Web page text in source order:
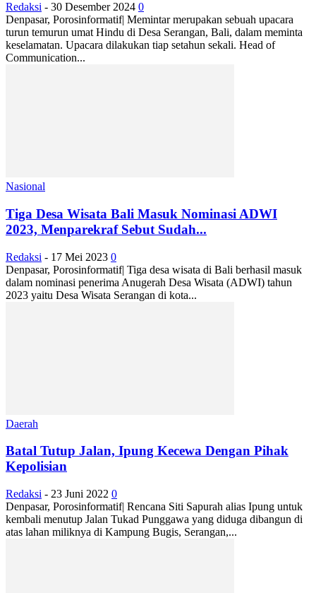
Redaksi - 30 Desember 2024 0
Denpasar, Porosinformatif| Memintar merupakan sebuah upacara
turun temurun umat Hindu di Desa Serangan, Bali, dalam meminta
keselamatan. Upacara dilakukan tiap setahun sekali. Head of
Communication...
Nasional
Tiga Desa Wisata Bali Masuk Nominasi ADWI
2023, Menparekraf Sebut Sudah...
Redaksi - 17 Mei 2023 0
Denpasar, Porosinformatif| Tiga desa wisata di Bali berhasil masuk
dalam nominasi penerima Anugerah Desa Wisata (ADWI) tahun
2023 yaitu Desa Wisata Serangan di kota...
Daerah
Batal Tutup Jalan, Ipung Kecewa Dengan Pihak
Kepolisian
Redaksi - 23 Juni 2022 0
Denpasar, Porosinformatif| Rencana Siti Sapurah alias Ipung untuk
kembali menutup Jalan Tukad Punggawa yang diduga dibangun di
atas lahan miliknya di Kampung Bugis, Serangan,...